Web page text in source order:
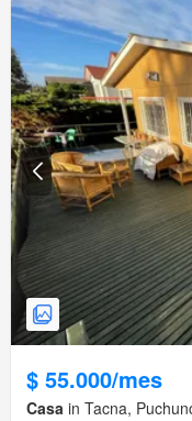
$ 55.000/mes
Casa in Tacna,